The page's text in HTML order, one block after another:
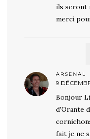
ils seront
merci
ARSENAL
9
Bonjour
d’Orante
fait je ne